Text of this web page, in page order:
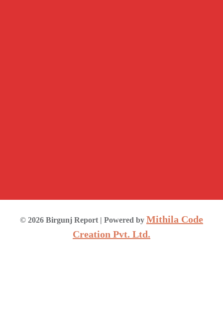
© 2026 Birgunj Report | Powered by Mithila Code
Creation Pvt. Ltd.